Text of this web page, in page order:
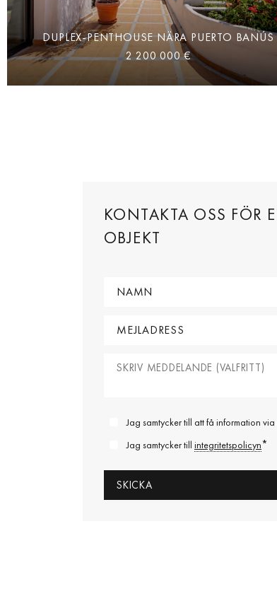
DUPLEX-PENTHOUSE NÄRA PUERTO BANÚS
2 200 000 €
KONTAKTA OSS FÖR
OBJEKT
Jag samtycker till att få information via
Jag samtycker till integritetspolicyn*